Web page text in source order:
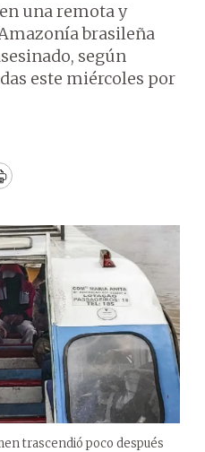
una remota y
brasileña
según
este miércoles por
trascendió poco después